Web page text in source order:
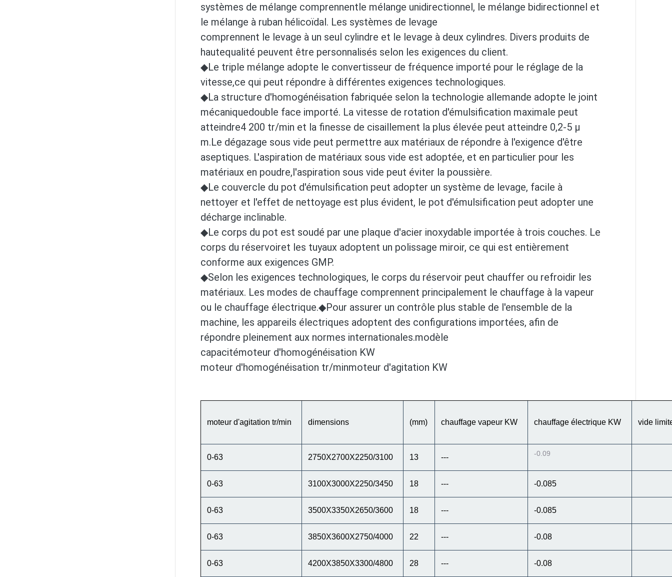
systèmes de mélange comprennentle mélange unidirectionnel, le mélange bidirectionnel et
le mélange à ruban hélicoïdal. Les systèmes de levage
comprennent le levage à un seul cylindre et le levage à deux cylindres. Divers produits de
hautequalité peuvent être personnalisés selon les exigences du client.
◆Le triple mélange adopte le convertisseur de fréquence importé pour le réglage de la
vitesse,ce qui peut répondre à différentes exigences technologiques.
◆La structure d'homogénéisation fabriquée selon la technologie allemande adopte le joint
mécaniquedouble face importé. La vitesse de rotation d'émulsification maximale peut
atteindre4 200 tr/min et la finesse de cisaillement la plus élevée peut atteindre 0,2-5 μ
m.Le dégazage sous vide peut permettre aux matériaux de répondre à l'exigence d'être
aseptiques. L'aspiration de matériaux sous vide est adoptée, et en particulier pour les
matériaux en poudre,l'aspiration sous vide peut éviter la poussière.
◆Le couvercle du pot d'émulsification peut adopter un système de levage, facile à
nettoyer et l'effet de nettoyage est plus évident, le pot d'émulsification peut adopter une
décharge inclinable.
◆Le corps du pot est soudé par une plaque d'acier inoxydable importée à trois couches. Le
corps du réservoiret les tuyaux adoptent un polissage miroir, ce qui est entièrement
conforme aux exigences GMP.
◆Selon les exigences technologiques, le corps du réservoir peut chauffer ou refroidir les
matériaux. Les modes de chauffage comprennent principalement le chauffage à la vapeur
ou le chauffage électrique.◆Pour assurer un contrôle plus stable de l'ensemble de la
machine, les appareils électriques adoptent des configurations importées, afin de
répondre pleinement aux normes internationales.modèle
capacitémoteur d'homogénéisation KW
moteur d'homogénéisation tr/minmoteur d'agitation KW
moteur d'agitation tr/min dimensions (mm) chauffage vapeur KW chauffage électrique KW vide
0-63 2750X2700X2250/3100 13 --- -0.09
0-63 3100X3000X2250/3450 18 --- -0.085
0-63 3500X3350X2650/3600 18 --- -0.085
0-63 3850X3600X2750/4000 22 --- -0.08
0-63 4200X3850X3300/4800 28 --- -0.08